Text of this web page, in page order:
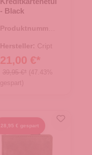
- Black
Produktnummer:
Hersteller: Cript
21,00 €*
39,95 €* (47.43%
gespart)
28,95 € gespart